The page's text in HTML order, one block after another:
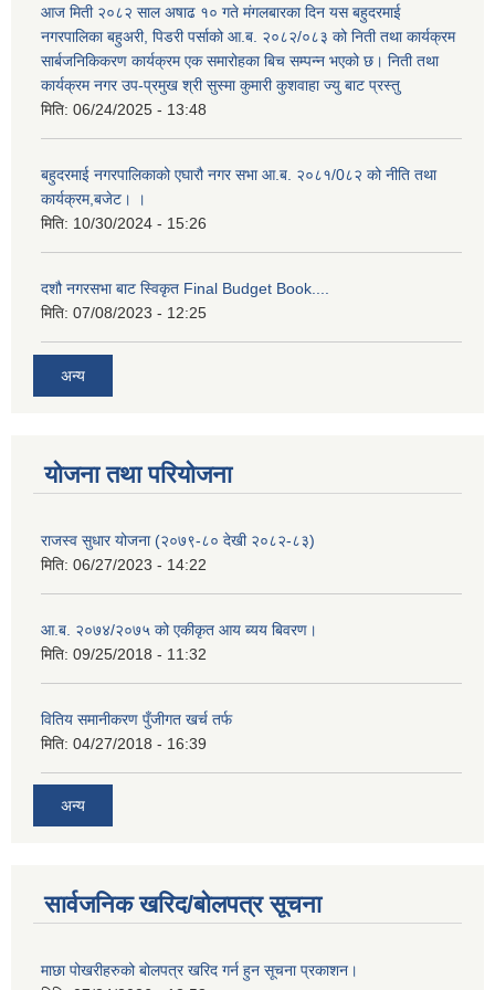
आज मिती २०८२ साल अषाढ १० गते मंगलबारका दिन यस बहुदरमाई
नगरपालिका बहुअरी, पिडरी पर्साको आ.ब. २०८२/०८३ को निती तथा कार्यक्रम
सार्बजनिकिकरण कार्यक्रम एक समारोहका बिच सम्पन्न भएको छ। निती तथा
कार्यक्रम नगर उप-प्रमुख श्री सुस्मा कुमारी कुशवाहा ज्यु बाट प्रस्तु
मिति: 06/24/2025 - 13:48
बहुदरमाई नगरपालिकाको एघारौ नगर सभा आ.ब. २०८१/0८२ को नीति तथा
कार्यक्रम,बजेट। ।
मिति: 10/30/2024 - 15:26
दशौ नगरसभा बाट स्विकृत Final Budget Book....
मिति: 07/08/2023 - 12:25
अन्य
योजना तथा परियोजना
राजस्व सुधार योजना (२०७९-८० देखी २०८२-८३)
मिति: 06/27/2023 - 14:22
आ.ब. २०७४/२०७५ को एकीकृत आय ब्यय बिवरण।
मिति: 09/25/2018 - 11:32
वितिय समानीकरण पुँजीगत खर्च तर्फ
मिति: 04/27/2018 - 16:39
अन्य
सार्वजनिक खरिद/बोलपत्र सूचना
माछा पोखरीहरुको बोलपत्र खरिद गर्न हुन सूचना प्रकाशन।